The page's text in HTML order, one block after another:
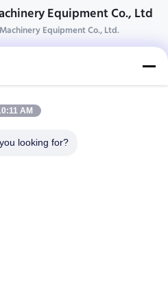
Equipment Co., Ltd
Equipment Co., Ltd.
wei Liu chong, Wanjiang,
AM
looking for?